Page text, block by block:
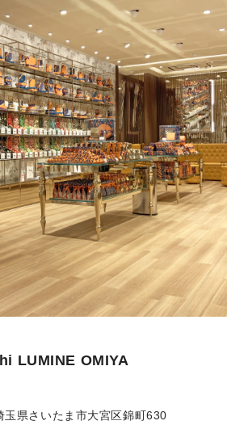
LUMINE OMIYA
県さいたま市大宮区錦町630